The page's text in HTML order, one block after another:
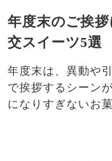
年度末のご挨
交スイーツ5選
年度末は、異動や
で挨拶するシーン
になりすぎないお